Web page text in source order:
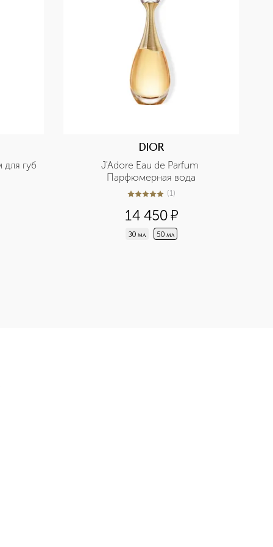
для губ
DIOR
J'Adore Eau de Parfum
Парфюмерная вода
5из 51 (1)
14 450¤
30 мл 50 мл